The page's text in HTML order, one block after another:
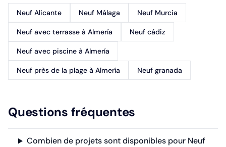
Neuf Alicante Neuf Málaga Neuf Murcia
Neuf avec terrasse à Almería Neuf cádiz
Neuf avec piscine à Almería
Neuf près de la plage à Almería Neuf granada
Questions fréquentes
Combien de projets sont disponibles pour Neuf